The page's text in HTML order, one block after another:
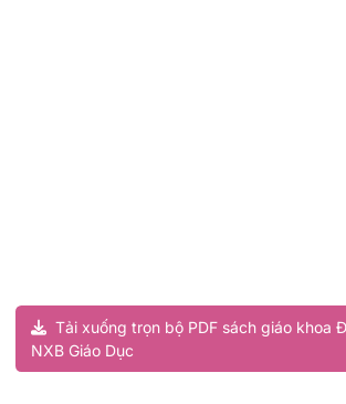
Tải xuống trọn bộ PDF sách giáo khoa
NXB Giáo Dục